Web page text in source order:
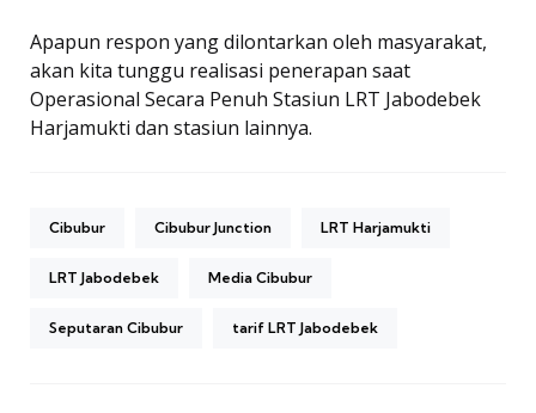
Apapun respon yang dilontarkan oleh masyarakat,
akan kita tunggu realisasi penerapan saat
Operasional Secara Penuh Stasiun LRT Jabodebek
Harjamukti dan stasiun lainnya.
Cibubur Cibubur Junction LRT Harjamukti
LRT Jabodebek Media Cibubur
Seputaran Cibubur tarif LRT Jabodebek